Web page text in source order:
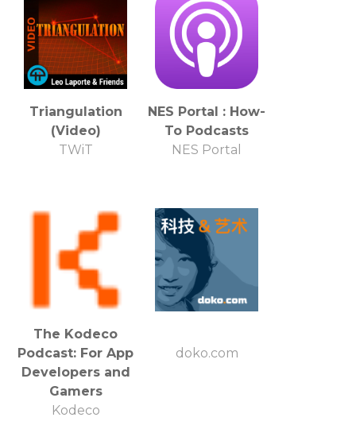
Triangulation
(Video)
TWiT
NES Portal : How-
To Podcasts
NES Portal
The Kodeco
Podcast: For App
Developers and
Gamers
Kodeco
doko.com